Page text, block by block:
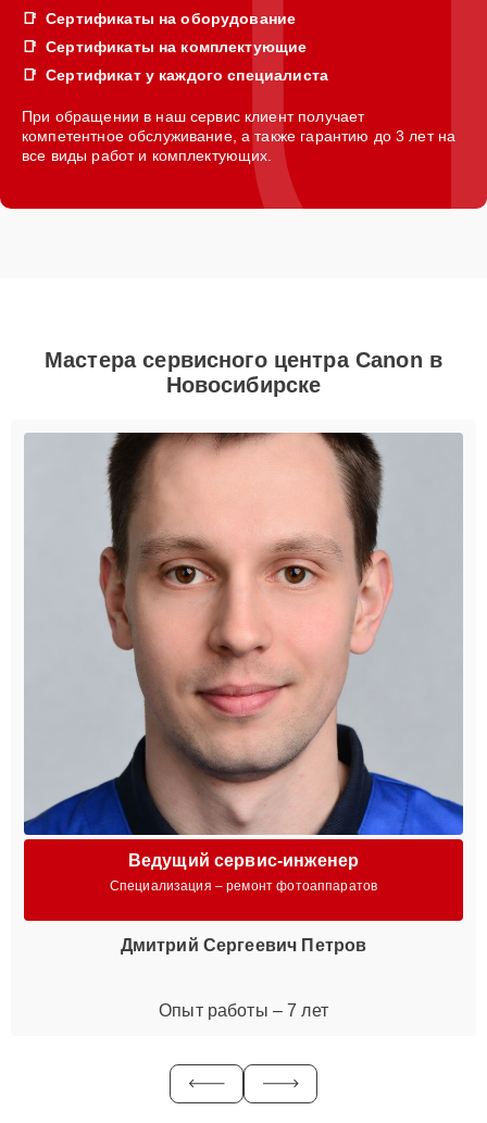
Сертификаты на оборудование
Сертификаты на комплектующие
Сертификат у каждого специалиста
При обращении в наш сервис клиент получает
компетентное обслуживание, а также гарантию до 3 лет на
все виды работ и комплектующих.
Мастера сервисного центра Canon в
Новосибирске
Ведущий сервис-инженер
Специализация – ремонт фотоаппаратов
Дмитрий Сергеевич Петров
Опыт работы – 7 лет